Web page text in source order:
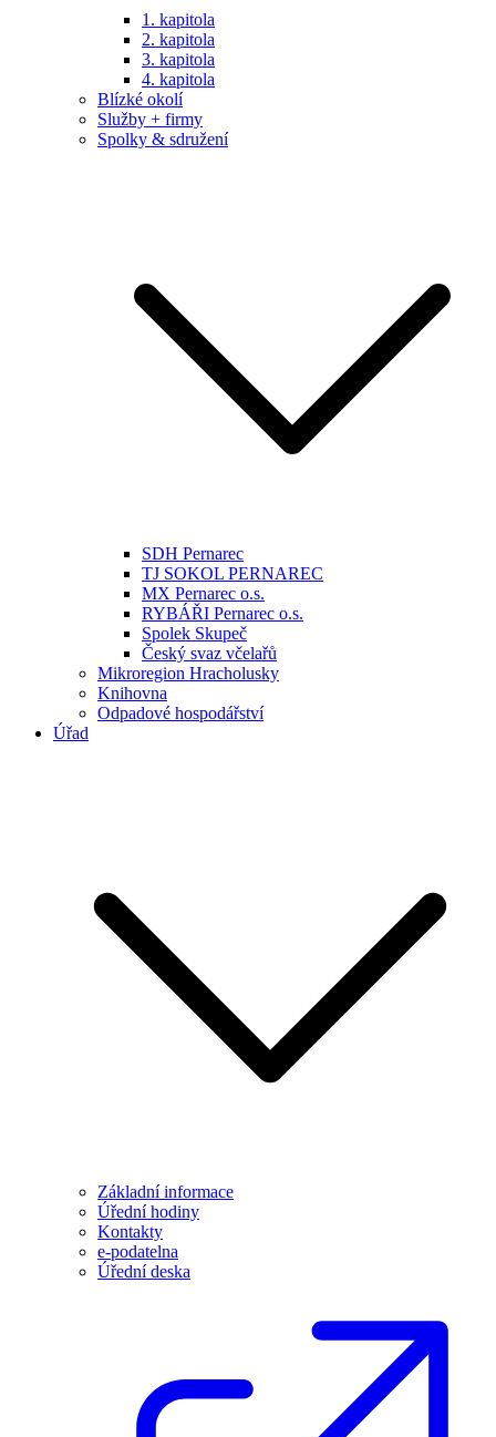
1. kapitola
2. kapitola
3. kapitola
4. kapitola
Blízké okolí
Služby + firmy
Spolky & sdružení
SDH Pernarec
TJ SOKOL PERNAREC
MX Pernarec o.s.
RYBÁŘI Pernarec o.s.
Spolek Skupeč
Český svaz včelařů
Mikroregion Hracholusky
Knihovna
Odpadové hospodářství
Úřad
Základní informace
Úřední hodiny
Kontakty
e-podatelna
Úřední deska